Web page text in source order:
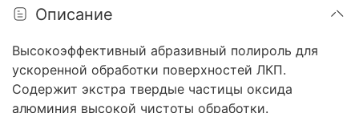
Описание
Высокоэффективный абразивный полироль для
ускоренной обработки поверхностей ЛКП.
Содержит экстра твердые частицы оксида
алюминия высокой чистоты обработки.